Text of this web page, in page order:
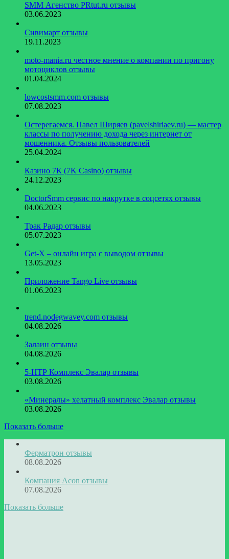
SMM Агенство PRtut.ru отзывы
03.06.2023
Сивимарт отзывы
19.11.2023
moto-mania.ru честное мнение о компании по пригону
мотоциклов отзывы
01.04.2024
lowcostsmm.com отзывы
07.08.2023
Остерегаемся. Павел Ширяев (pavelshiriaev.ru) — мастер
классы по получению дохода через интернет от
мошенника. Отзывы пользователей
25.04.2024
Казино 7К (7K Casino) отзывы
24.12.2023
DoctorSmm сервис по накрутке в соцсетях отзывы
04.06.2023
Трак Радар отзывы
05.07.2023
Get-X – онлайн игра с выводом отзывы
13.05.2023
Приложение Tango Live отзывы
01.06.2023
trend.nodegwavey.com отзывы
04.08.2026
Залаин отзывы
04.08.2026
5-НТР Комплекс Эвалар отзывы
03.08.2026
«Минералы» хелатный комплекс Эвалар отзывы
03.08.2026
Показать больше
Ферматрон отзывы
08.08.2026
Компания Acon отзывы
07.08.2026
Показать больше